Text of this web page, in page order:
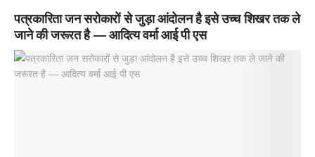
पत्रकारिता जन सरोकारों से जुड़ा आंदोलन है इसे उच्च शिखर तक ले
जाने की जरूरत है — आदित्य वर्मा आई पी एस